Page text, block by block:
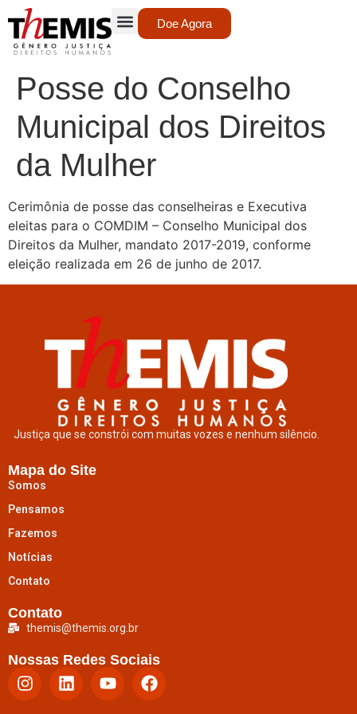
Doe Agora
Posse do Conselho
Municipal dos Direitos
da Mulher
Cerimônia de posse das conselheiras e Executiva
eleitas para o COMDIM – Conselho Municipal dos
Direitos da Mulher, mandato 2017-2019, conforme
eleição realizada em 26 de junho de 2017.
Justiça que se constrói com muitas vozes e nenhum silêncio.
Mapa do Site
Somos
Pensamos
Fazemos
Notícias
Contato
Contato
themis@themis.org.br
Nossas Redes Sociais